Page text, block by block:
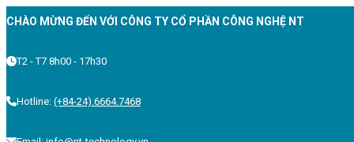
CHÀO MỪNG ĐẾN VỚI CÔNG TY CỔ PHẦN CÔNG NGHỆ NT
T2 - T7 8h00 - 17h30
Hotline: (+84-24).6664.7468